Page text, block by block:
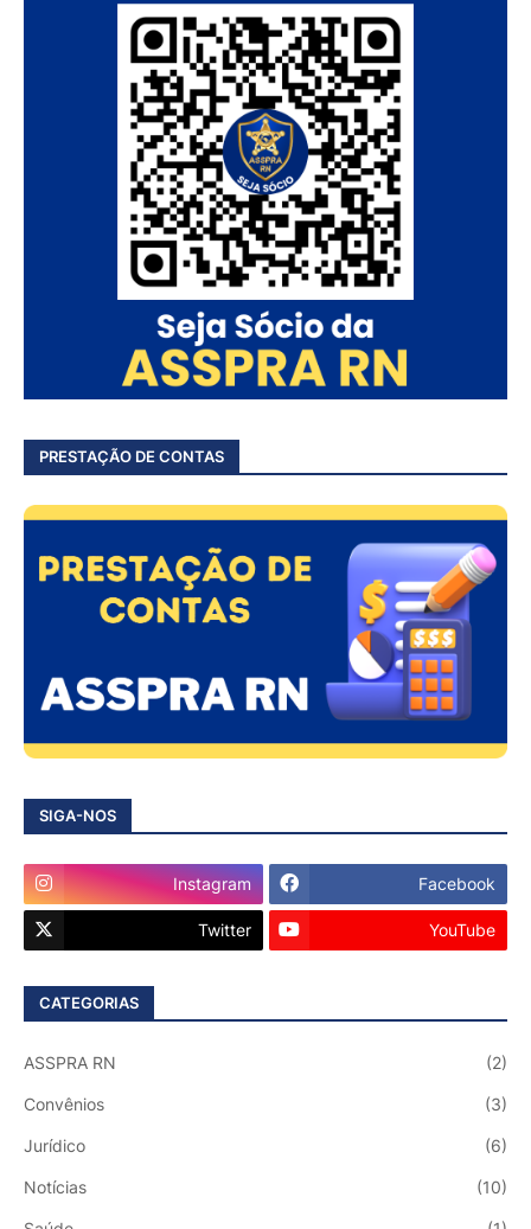
PRESTAÇÃO DE CONTAS
SIGA-NOS
Instagram Facebook
Twitter YouTube
CATEGORIAS
ASSPRA RN (2)
Convênios (3)
Jurídico (6)
Notícias (10)